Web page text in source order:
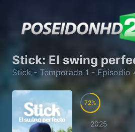
Stick: El swing
Stick - Temporada 1 - Episodio
72
2025